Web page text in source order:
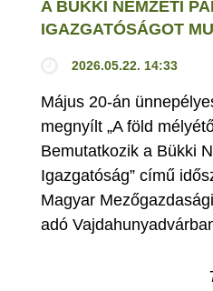
A BÜKKI NEMZETI
IGAZGATÓSÁGOT
2026.05.22. 14:33
Május 20-án
megnyílt „A föld
Bemutatkozik a Bükki
Igazgatóság” című
Magyar
adó